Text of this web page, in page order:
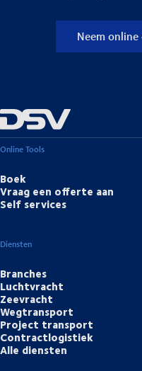
Neem
Online Tools
Boek
Vraag een offerte aan
Self services
Diensten
Branches
Luchtvracht
Zeevracht
Wegtransport
Project transport
Contractlogistiek
Alle diensten